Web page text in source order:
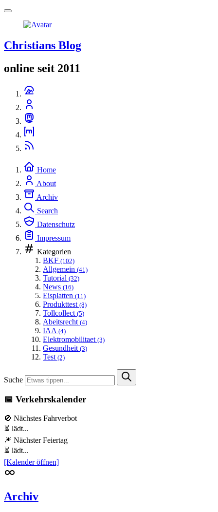
Christians Blog
online seit 2011
Home
About
Archiv
Search
Datenschutz
Impressum
Kategorien
BKF (102)
Allgemein (41)
Tutorial (32)
News (16)
Eisplatten (11)
Produkttest (8)
Tollcollect (5)
Abeitsrecht (4)
IAA (4)
Elektromobilitaet (3)
Gesundheit (3)
Test (2)
Suche
📅 Verkehrskalender
🚫 Nächstes Fahrverbot
⏳ lädt...
🎆 Nächster Feiertag
⏳ lädt...
[Kalender öffnen]
Archiv